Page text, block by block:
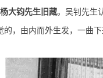
杨大钧先生旧藏。 吴钊先生
的，由内而外生发，一曲